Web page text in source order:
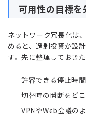
可用性の目標を
ネットワーク冗長化は
めると、過剰投資か設
す。先に整理しておき
許容できる停止時間
切替時の瞬断をど
VPNやWeb会議の